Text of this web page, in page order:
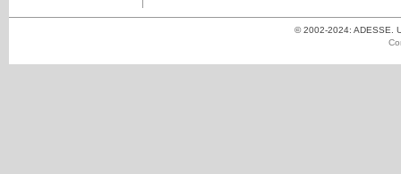
© 2002-2024: ADESSE.